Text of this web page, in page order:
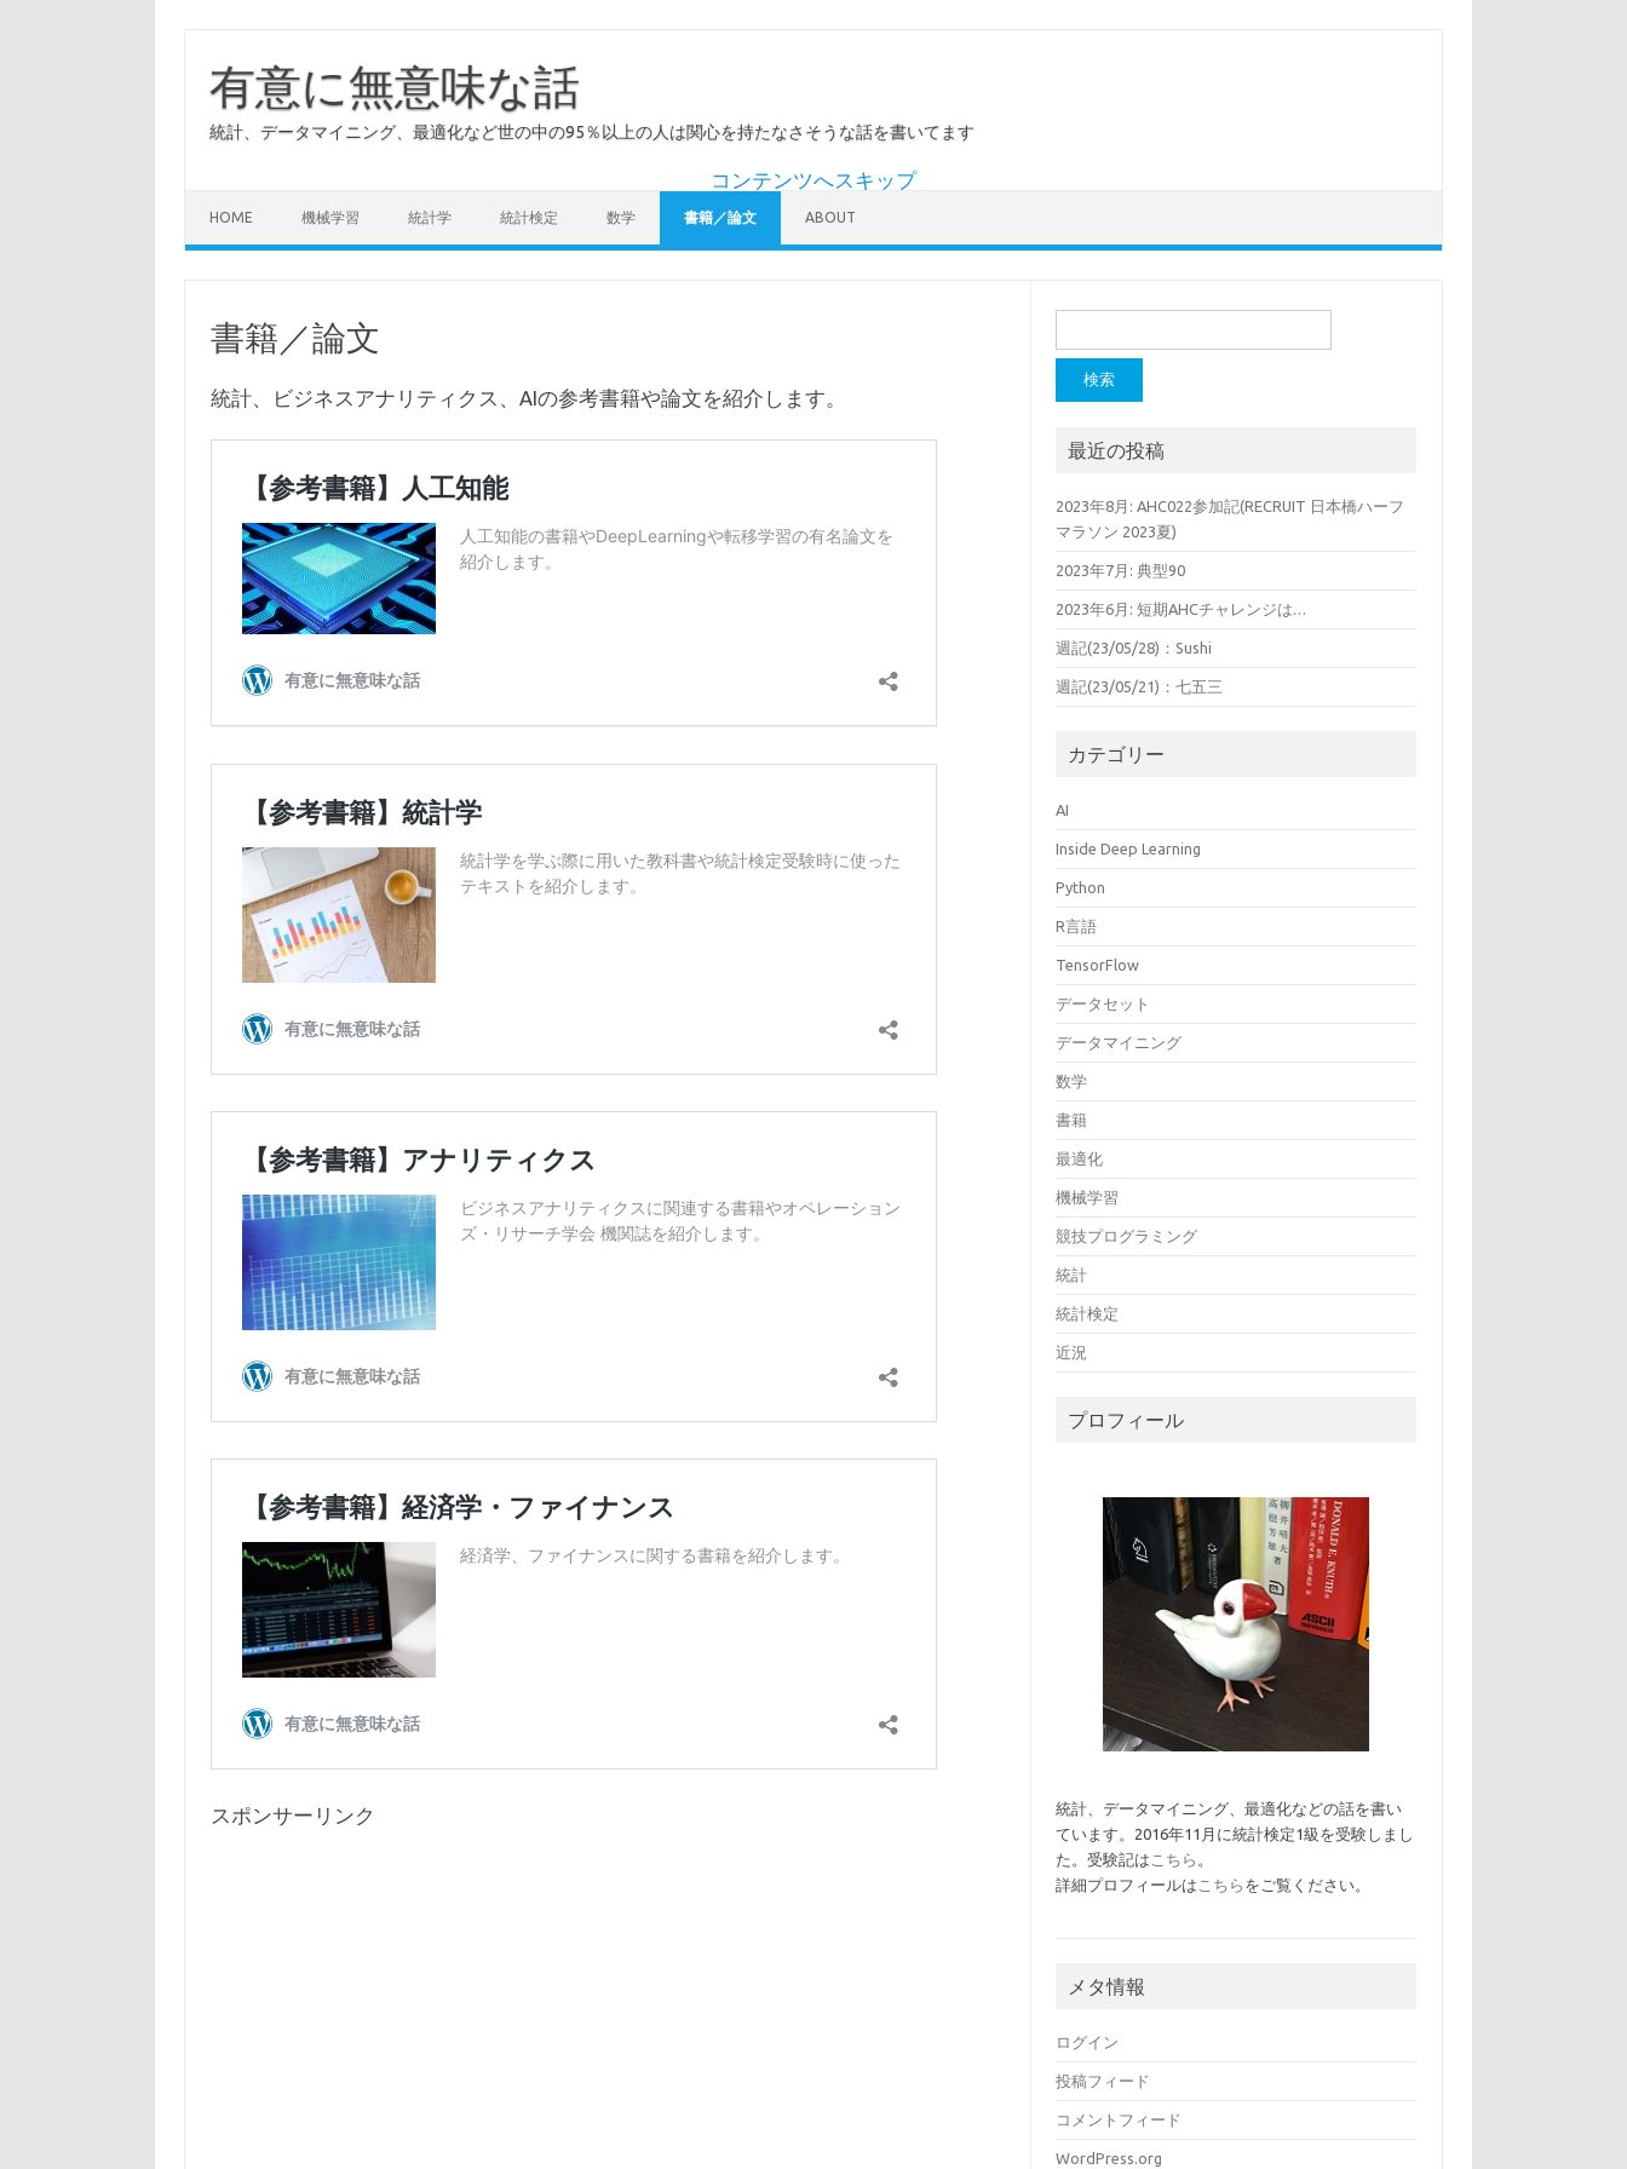
有意に無意味な話
統計、データマイニング、最適化など世の中の95％以上の人は関心を持たなさそうな話を書いてます
コンテンツへスキップ
HOME 機械学習 統計学 統計検定 数学 書籍／論文 ABOUT
書籍／論文
統計、ビジネスアナリティクス、AIの参考書籍や論文を紹介します。
スポンサーリンク
索:
最近の投稿
2023年8月: AHC022参加記(RECRUIT 日本橋ハーフ
マラソン 2023夏)
2023年7月: 典型90
2023年6月: 短期AHCチャレンジは…
週記(23/05/28)：Sushi
週記(23/05/21)：七五三
カテゴリー
AI
Inside Deep Learning
Python
R言語
TensorFlow
データセット
データマイニング
数学
書籍
最適化
機械学習
競技プログラミング
統計
統計検定
近況
プロフィール
統計、データマイニング、最適化などの話を書い
ています。2016年11月に統計検定1級を受験しまし
た。受験記は こちら 。
詳細プロフィールは こちら をご覧ください。
メタ情報
ログイン
投稿フィード
コメントフィード
WordPress.org